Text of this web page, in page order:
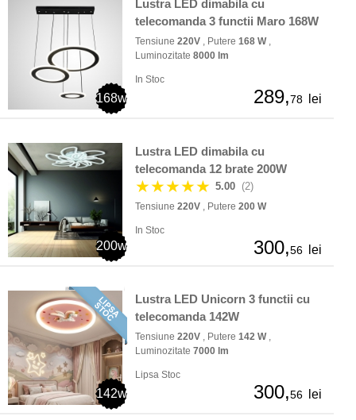
168w
Lustra LED dimabila cu
telecomanda 3 functii Maro 168W
Tensiune 220V , Putere 168 W,
Luminozitate 8000 lm
In Stoc
289,78 lei
200w
Lustra LED dimabila cu
telecomanda 12 brate 200W
★★★★★ 5.00 (2)
Tensiune 220V , Putere 200 W
In Stoc
300,56 lei
142w
Lustra LED Unicorn 3 functii cu
telecomanda 142W
Tensiune 220V , Putere 142 W,
Luminozitate 7000 lm
Lipsa Stoc
300,56 lei